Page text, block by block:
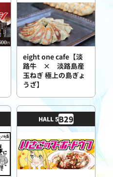
eight one cafe【淡
路牛 × 淡路島産
玉ねぎ 極上の島ぎょ
うざ】
HALL 5B29